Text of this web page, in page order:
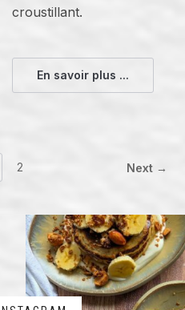
croustillant.
En savoir plus ...
2 Next →